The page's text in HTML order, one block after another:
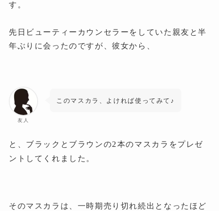
す。
先日ビューティーカウンセラーをしていた親友と半
年ぶりに会ったのですが、彼女から、
友人
このマスカラ、よければ使ってみて♪
と、ブラックとブラウンの2本のマスカラをプレゼ
ントしてくれました。
そのマスカラは、一時期売り切れ続出となったほど